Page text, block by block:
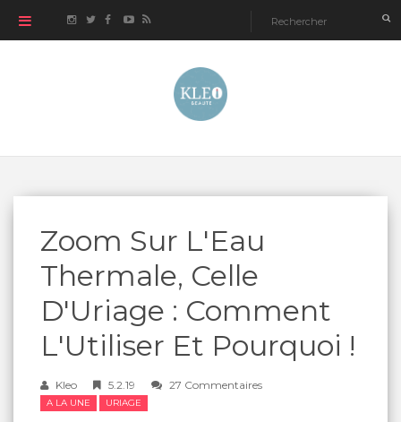
Zoom Sur L'Eau
Thermale, Celle
D'Uriage : Comment
L'Utiliser Et Pourquoi !
Kleo 5.2.19 27 Commentaires
A LA UNE URIAGE